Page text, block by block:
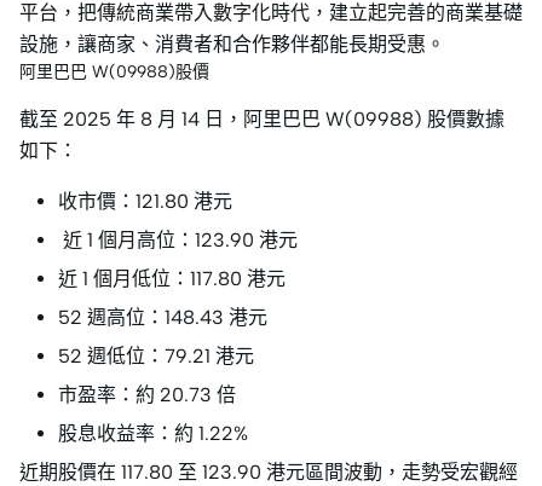
平台，把傳統商業帶入數字化時代，建立起完善的商業基礎
設施，讓商家、消費者和合作夥伴都能長期受惠。
阿里巴巴 W(09988)股價
截至 2025 年 8 月 14 日，阿里巴巴 W(09988) 股價數據
如下：
收市價：121.80 港元
近 1 個月高位：123.90 港元
近 1 個月低位：117.80 港元
52 週高位：148.43 港元
52 週低位：79.21 港元
市盈率：約 20.73 倍
股息收益率：約 1.22%
近期股價在 117.80 至 123.90 港元區間波動，走勢受宏觀經